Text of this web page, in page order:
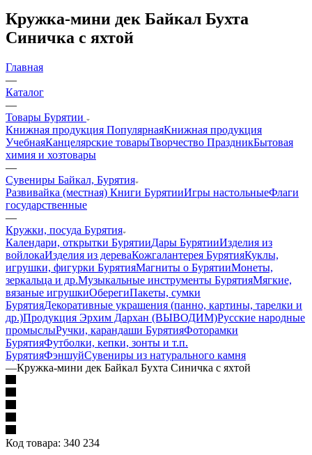
Кружка-мини дек Байкал Бухта
Синичка с яхтой
Главная
—
Каталог
—
Товары Бурятии
Книжная продукция ПопулярнаяКнижная продукция
УчебнаяКанцелярские товарыТворчество ПраздникБытовая
химия и хозтовары
—
Сувениры Байкал, Бурятия
Развивайка (местная) Книги БурятииИгры настольныеФлаги
государственные
—
Кружки, посуда Бурятия
Календари, открытки БурятииДары БурятииИзделия из
войлокаИзделия из дереваКожгалантерея БурятияКуклы,
игрушки, фигурки БурятияМагниты о БурятииМонеты,
зеркальца и др.Музыкальные инструменты БурятияМягкие,
вязаные игрушкиОберегиПакеты, сумки
БурятияДекоративные украшения (панно, картины, тарелки и
др.)Продукция Эрхим Дархан (ВЫВОДИМ)Русские народные
промыслыРучки, карандаши БурятияФоторамки
БурятияФутболки, кепки, зонты и т.п.
БурятияФэншуйСувениры из натурального камня
—Кружка-мини дек Байкал Бухта Синичка с яхтой
Код товара: 340 234